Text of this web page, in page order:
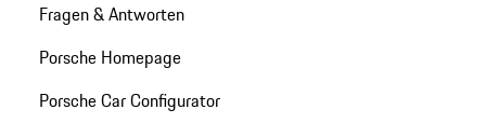
Fragen & Antworten
Porsche Homepage
Porsche Car Configurator